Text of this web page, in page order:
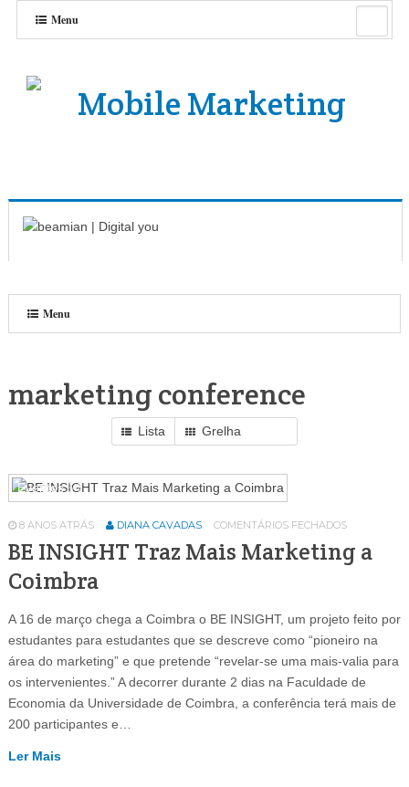
Menu
Menu
marketing conference
Lista Grelha
Eventos64
8 ANOS ATRÁS DIANA CAVADAS COMENTÁRIOS FECHADOS
BE INSIGHT Traz Mais Marketing a
Coimbra
A 16 de março chega a Coimbra o BE INSIGHT, um projeto feito por
estudantes para estudantes que se descreve como “pioneiro na
área do marketing” e que pretende “revelar-se uma mais-valia para
os intervenientes.” A decorrer durante 2 dias na Faculdade de
Economia da Universidade de Coimbra, a conferência terá mais de
200 participantes e…
Ler Mais